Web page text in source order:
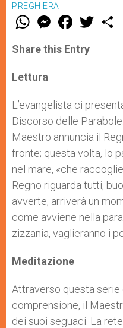
PREGHIERA
W
t
s
p
p
M
e
s
e
F
a
e
b
w
Share this Entry
Lettura
L’evangelista ci
Discorso delle
Maestro annuncia il
fronte; questa volta, lo
nel mare, «che
Regno riguarda tutti,
avverte, arriverà un
come avviene nella
zizzania, vaglieranno i
Meditazione
Attraverso questa
comprensione, il
dei suoi seguaci. La